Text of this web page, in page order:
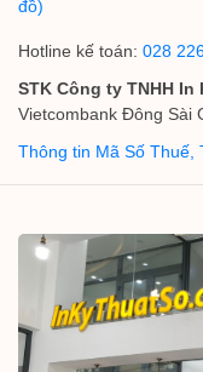
đồ)
Hotline kế toán: 028
STK Công ty TNHH In
Vietcombank Đông Sài
Thông tin Mã Số Thuế,